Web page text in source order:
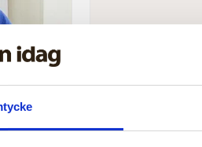
in i
Vi
emot
kärlek.